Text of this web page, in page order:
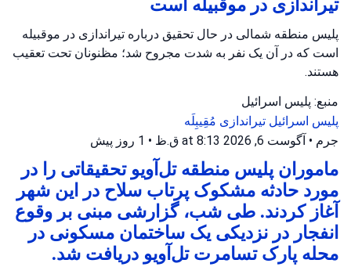
پلیس منطقه شمالی در حال تحقیق درباره تیراندازی در موقبیله
است که در آن یک نفر به شدت مجروح شد؛ مظنونان تحت تعقیب
هستند.
منبع: پلیس اسرائیل
پلیس اسرائیل تیراندازی مُقِیبِلَه
جرم • آگوست 6, 2026 at 8:13 ق.ظ • 1 روز پیش
ماموران پلیس منطقه تل‌آویو تحقیقاتی را در
مورد حادثه مشکوک پرتاب سلاح در این شهر
آغاز کردند. طی شب، گزارشی مبنی بر وقوع
انفجار در نزدیکی یک ساختمان مسکونی در
محله پارک تسامرت تل‌آویو دریافت شد.